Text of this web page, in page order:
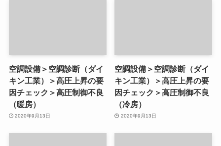
空調設備＞空調診断（ダイ
キン工業）＞高圧上昇の要
因チェック＞高圧制御不良
（暖房）
2020年9月13日
空調設備＞空調診断（ダイ
キン工業）＞高圧上昇の要
因チェック＞高圧制御不良
（冷房）
2020年9月13日